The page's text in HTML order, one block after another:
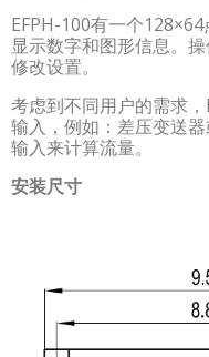
EFPH-100有一个
显示数字和图形信息。
修改设置。
考虑到不同用户的需求
输入，例如：差压变送
输入来计算流量。
安装尺寸